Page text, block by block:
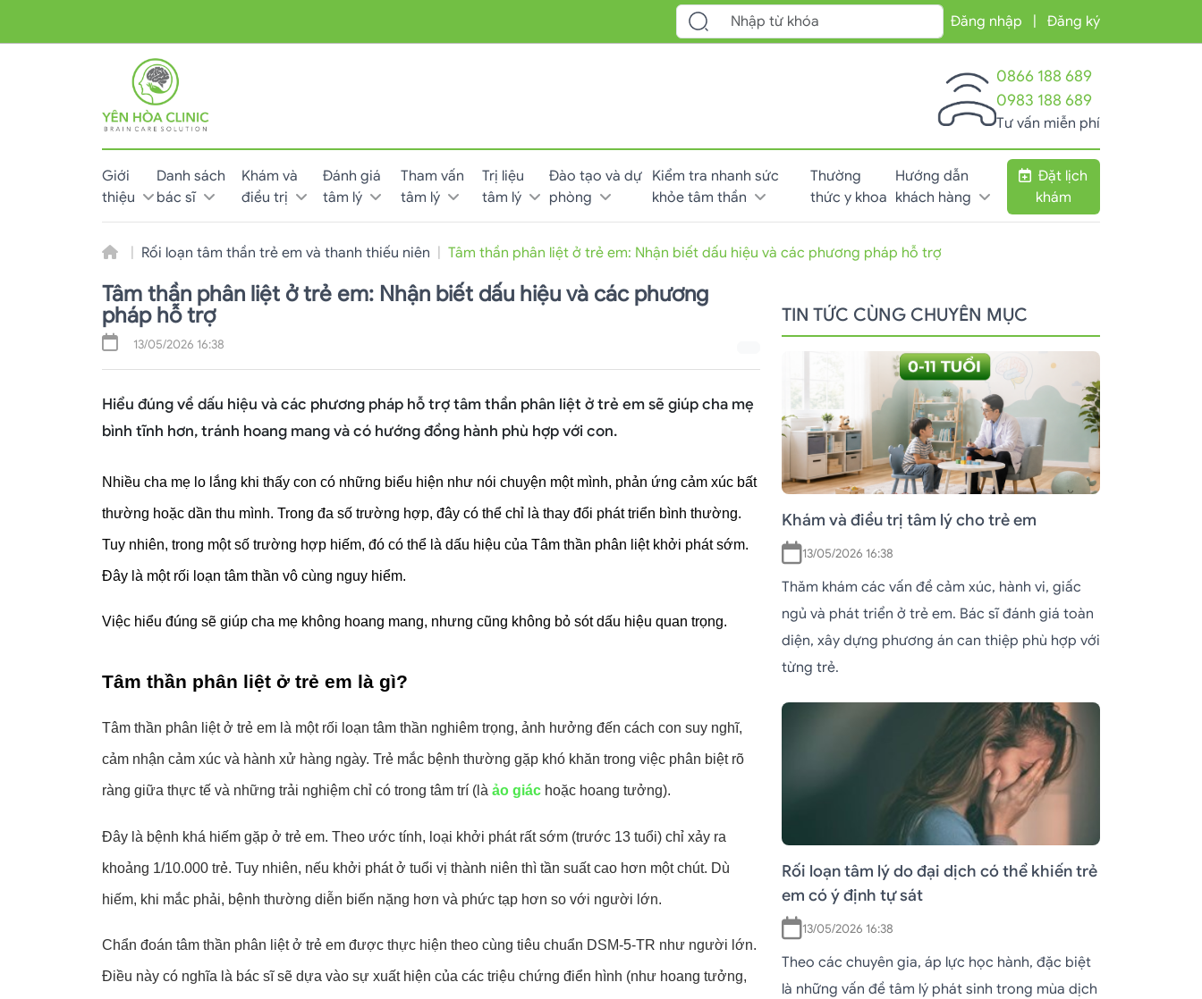
Đăng nhập Đăng ký
0866 188 689
0983 188 689
Tư vấn miễn phí
Giới
thiệu
Danh sách
bác sĩ
Khám và
điều trị
Đánh giá
tâm lý
Tham vấn
tâm lý
Trị liệu
tâm lý
Đào tạo và dự
phòng
Kiểm tra nhanh sức
khỏe tâm thần
Thường
thức y khoa
Hướng dẫn
khách hàng
Đặt lịch
khám
Rối loạn tâm thần trẻ em và thanh thiếu niên Tâm thần phân liệt ở trẻ em: Nhận biết dấu hiệu và các phương pháp hỗ trợ
Tâm thần phân liệt ở trẻ em: Nhận biết dấu hiệu và các phương
pháp hỗ trợ
13/05/2026 16:38
Hiểu đúng về dấu hiệu và các phương pháp hỗ trợ tâm thần phân liệt ở trẻ em sẽ giúp cha mẹ
bình tĩnh hơn, tránh hoang mang và có hướng đồng hành phù hợp với con.
Nhiều cha mẹ lo lắng khi thấy con có những biểu hiện như nói chuyện một mình, phản ứng cảm xúc bất
thường hoặc dần thu mình. Trong đa số trường hợp, đây có thể chỉ là thay đổi phát triển bình thường.
Tuy nhiên, trong một số trường hợp hiếm, đó có thể là dấu hiệu của Tâm thần phân liệt khởi phát sớm.
Đây là một rối loạn tâm thần vô cùng nguy hiểm.
Việc hiểu đúng sẽ giúp cha mẹ không hoang mang, nhưng cũng không bỏ sót dấu hiệu quan trọng.
Tâm thần phân liệt ở trẻ em là gì?
Tâm thần phân liệt ở trẻ em là một rối loạn tâm thần nghiêm trọng, ảnh hưởng đến cách con suy nghĩ,
cảm nhận cảm xúc và hành xử hàng ngày. Trẻ mắc bệnh thường gặp khó khăn trong việc phân biệt rõ
ràng giữa thực tế và những trải nghiệm chỉ có trong tâm trí (là ảo giác hoặc hoang tưởng).
Đây là bệnh khá hiếm gặp ở trẻ em. Theo ước tính, loại khởi phát rất sớm (trước 13 tuổi) chỉ xảy ra
khoảng 1/10.000 trẻ. Tuy nhiên, nếu khởi phát ở tuổi vị thành niên thì tần suất cao hơn một chút. Dù
hiếm, khi mắc phải, bệnh thường diễn biến nặng hơn và phức tạp hơn so với người lớn.
Chẩn đoán tâm thần phân liệt ở trẻ em được thực hiện theo cùng tiêu chuẩn DSM-5-TR như người lớn.
Điều này có nghĩa là bác sĩ sẽ dựa vào sự xuất hiện của các triệu chứng điển hình (như hoang tưởng,
TIN TỨC CÙNG CHUYÊN MỤC
Khám và điều trị tâm lý cho trẻ em
13/05/2026 16:38
Thăm khám các vấn đề cảm xúc, hành vi, giấc
ngủ và phát triển ở trẻ em. Bác sĩ đánh giá toàn
diện, xây dựng phương án can thiệp phù hợp với
từng trẻ.
Rối loạn tâm lý do đại dịch có thể khiến trẻ
em có ý định tự sát
13/05/2026 16:38
Theo các chuyên gia, áp lực học hành, đặc biệt
là những vấn đề tâm lý phát sinh trong mùa dịch